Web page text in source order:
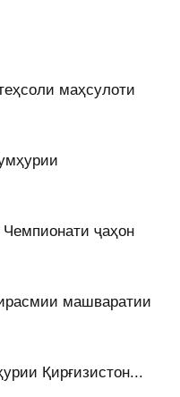
маҳсулоти
ҷаҳон
машваратии
Қирғизистон...